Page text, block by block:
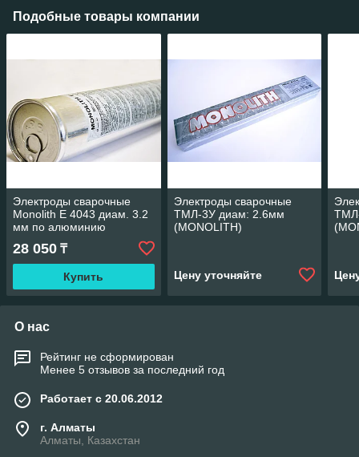
Подобные товары компании
Электроды сварочные
Monolith E 4043 диам. 3.2
мм по алюминию
28 050 ₸
Купить
Электроды сварочные
ТМЛ-3У диам: 2.6мм
(MONOLITH)
Цену уточняйте
О нас
Рейтинг не сформирован
Менее 5 отзывов за последний год
Работает с 20.06.2012
г. Алматы
Алматы, Казахстан